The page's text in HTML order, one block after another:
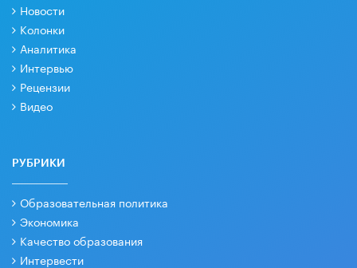
Новости
Колонки
Аналитика
Интервью
Рецензии
Видео
РУБРИКИ
Образовательная политика
Экономика
Качество образования
Интервести